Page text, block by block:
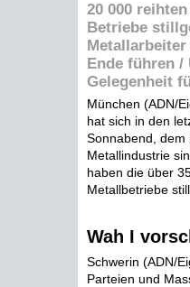
20 000
Betriebe
Ende führen
Gelegenheit
München (ADN/
hat sich in den
Sonnabend, dem
Metallindustrie
haben die über
Metallbetriebe
Wah I
Schwerin (ADN/
Parteien und